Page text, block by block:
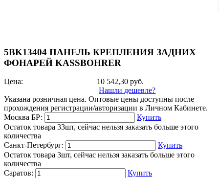
5BK13404 ПАНЕЛЬ КРЕПЛЕНИЯ ЗАДНИХ
ФОНАРЕЙ KASSBOHRER
Цена: 10 542,30руб.
Нашли дешевле?
Указана розничная цена. Оптовые цены доступны после
прохождения регистрации/авторизации в Личном Кабинете.
Москва БР:
Купить
Остаток товара 33шт, сейчас нельзя заказать больше этого
количества
Санкт-Петербург:
Купить
Остаток товара 3шт, сейчас нельзя заказать больше этого
количества
Саратов:
Купить